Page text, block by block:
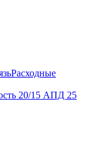
Расходные